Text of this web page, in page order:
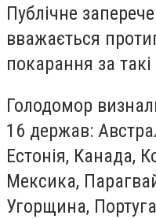
Публічне
вважається
покарання за
Голодомор
16 держав:
Естонія, Канада,
Мексика,
Угорщина,